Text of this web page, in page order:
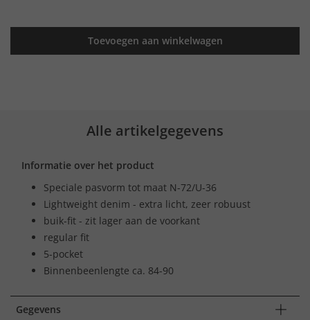
Toevoegen aan winkelwagen
Alle artikelgegevens
Informatie over het product
Speciale pasvorm tot maat N-72/U-36
Lightweight denim - extra licht, zeer robuust
buik-fit - zit lager aan de voorkant
regular fit
5-pocket
Binnenbeenlengte ca. 84-90
Gegevens